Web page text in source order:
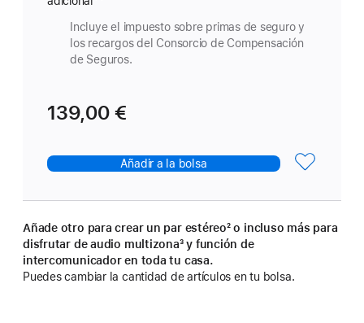
pie
de
página
Incluye el impuesto sobre primas de seguro y
los recargos del Consorcio de Compensación
de Seguros.
139,00 €
Añadir a la bolsa
Añade otro para crear un par estéreopie
de
² o incluso más para
disfrutar de audio multizonapie
de
página
³ y función de
intercomunicador en toda tu casa.
Puedes cambiar la cantidad de artículos en tu bolsa.